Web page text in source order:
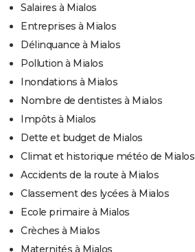
Salaires à Mialos
Entreprises à Mialos
Délinquance à Mialos
Pollution à Mialos
Inondations à Mialos
Nombre de dentistes à Mialos
Impôts à Mialos
Dette et budget de Mialos
Climat et historique météo de Mialos
Accidents de la route à Mialos
Classement des lycées à Mialos
Ecole primaire à Mialos
Crèches à Mialos
Maternités à Mialos